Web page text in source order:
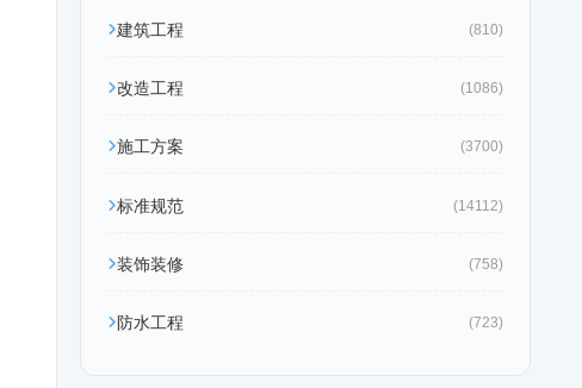
建筑工程 (810)
改造工程 (1086)
施工方案 (3700)
标准规范 (14112)
装饰装修 (758)
防水工程 (723)